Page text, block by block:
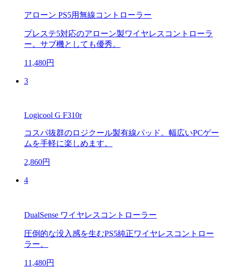
アローン PS5用無線コントローラー
プレステ5対応のアローン製ワイヤレスコントローラ
ー。サブ機としても優秀。
11,480円
3
Logicool G F310r
コスパ抜群のロジクール製有線パッド。幅広いPCゲー
ムを手軽に楽しめます。
2,860円
4
DualSense ワイヤレスコントローラー
圧倒的な没入感を生むPS5純正ワイヤレスコントロー
ラー。
11,480円